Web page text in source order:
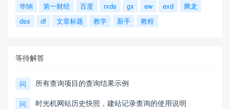
华纳
第一财经 百度 rxds gx ew exd
腾龙
dss
df 文章标题 教学 新手 教程
等待解答
问 所有查询项目的查询结果示例
问 时光机网站历史快照，建站记录查询的使用说明